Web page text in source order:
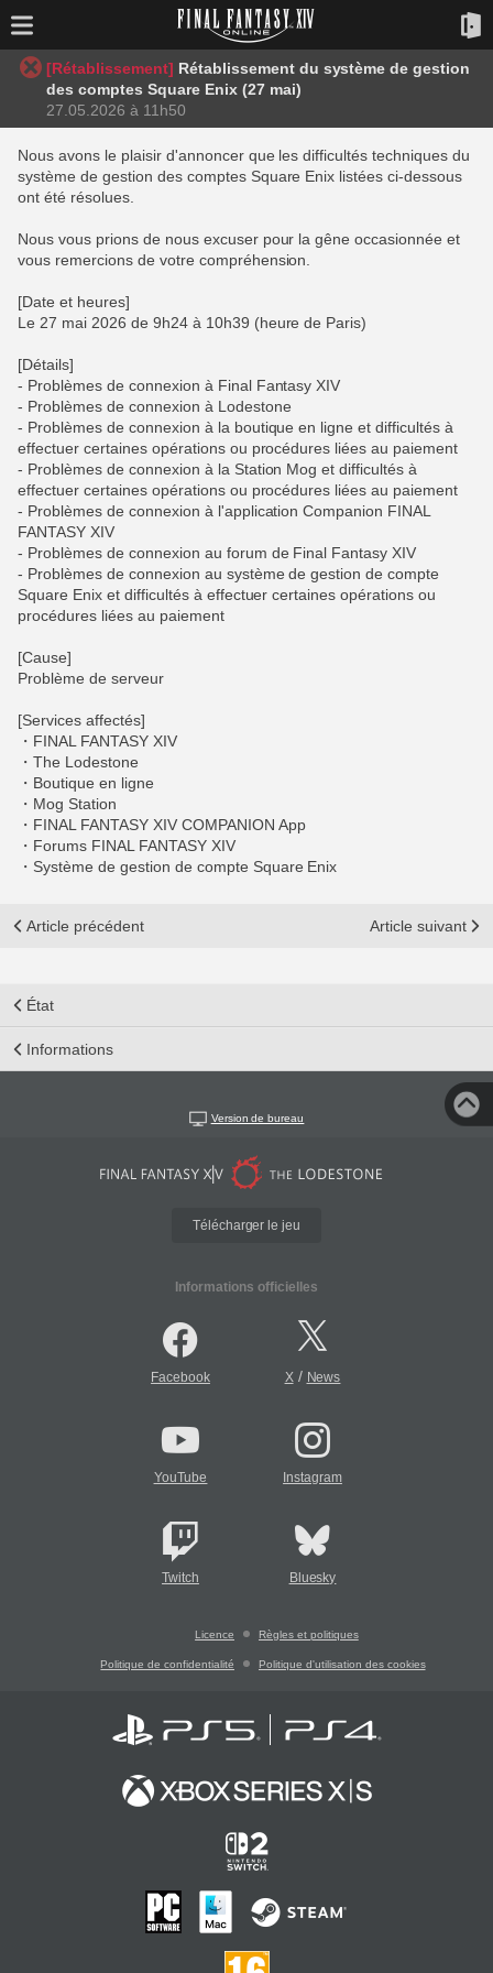
[Rétablissement] Rétablissement du système de gestion
des comptes Square Enix (27 mai)
27.05.2026 à 11h50
Nous avons le plaisir d'annoncer que les difficultés techniques du
système de gestion des comptes Square Enix listées ci-dessous
ont été résolues.
Nous vous prions de nous excuser pour la gêne occasionnée et
vous remercions de votre compréhension.
[Date et heures]
Le 27 mai 2026 de 9h24 à 10h39 (heure de Paris)
[Détails]
- Problèmes de connexion à Final Fantasy XIV
- Problèmes de connexion à Lodestone
- Problèmes de connexion à la boutique en ligne et difficultés à
effectuer certaines opérations ou procédures liées au paiement
- Problèmes de connexion à la Station Mog et difficultés à
effectuer certaines opérations ou procédures liées au paiement
- Problèmes de connexion à l'application Companion FINAL
FANTASY XIV
- Problèmes de connexion au forum de Final Fantasy XIV
- Problèmes de connexion au système de gestion de compte
Square Enix et difficultés à effectuer certaines opérations ou
procédures liées au paiement
[Cause]
Problème de serveur
[Services affectés]
・FINAL FANTASY XIV
・The Lodestone
・Boutique en ligne
・Mog Station
・FINAL FANTASY XIV COMPANION App
・Forums FINAL FANTASY XIV
・Système de gestion de compte Square Enix
Article précédent Article suivant
État
Informations
Version de bureau
Télécharger le jeu
Informations officielles
Facebook X/ News
YouTube Instagram
Twitch Bluesky
Licence Règles et politiques
Politique de confidentialité Politique d'utilisation des cookies